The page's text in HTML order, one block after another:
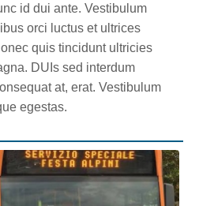
id dui ante. Vestibulum
orci luctus et ultrices
quis tincidunt ultricies
DUIs sed interdum
at, erat. Vestibulum
egestas.